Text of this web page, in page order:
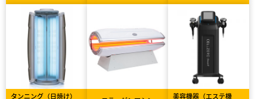
タンニング（日焼け）
美容機器（エステ機